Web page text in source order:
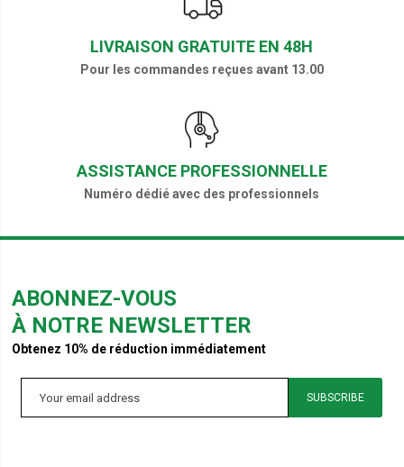
LIVRAISON GRATUITE EN 48H
Pour les commandes reçues avant 13.00
ASSISTANCE PROFESSIONNELLE
Numéro dédié avec des professionnels
ABONNEZ-VOUS
À NOTRE NEWSLETTER
Obtenez 10% de réduction immédiatement
SUBSCRIBE